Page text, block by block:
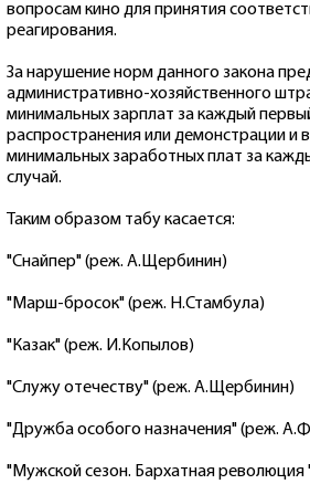
вопросам кино для принятия
реагирования.
За нарушение норм данного закона
административно-хозяйственного
минимальных зарплат за каждый
распространения или демонстрации и
минимальных заработных плат за
случай.
Таким образом табу касается:
"Снайпер" (реж. А.Щербинин)
"Марш-бросок" (реж. Н.Стамбула)
"Казак" (реж. И.Копылов)
"Служу отечеству" (реж. А.Щербинин)
"Дружба особого назначения" (реж.
"Мужской сезон. Бархатная революция